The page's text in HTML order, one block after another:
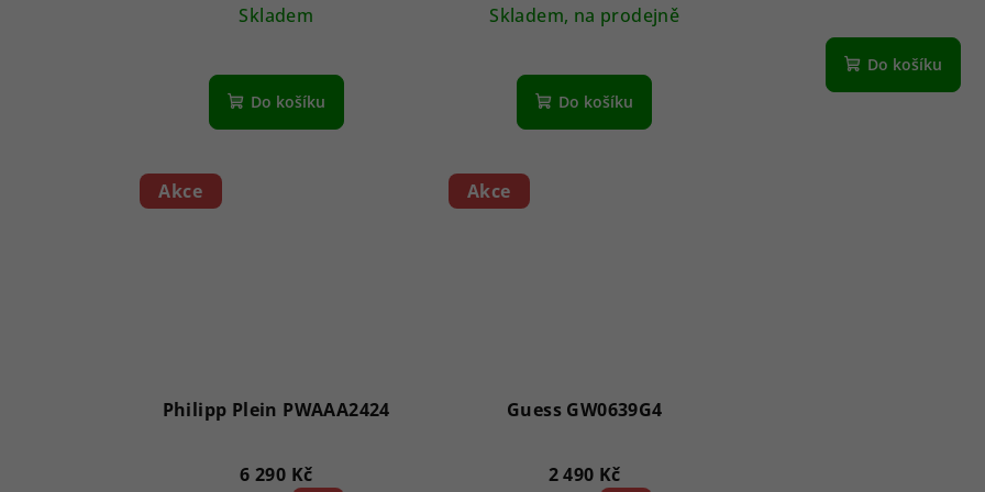
Skladem
Do košíku
Skladem, na prodejně
Do košíku
Do košíku
Akce
Philipp Plein PWAAA2424
6 290 Kč
Akce
Guess GW0639G4
2 490 Kč